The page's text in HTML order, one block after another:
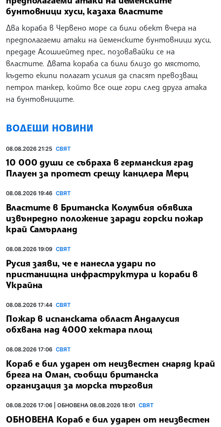
бунтовници хуси, казаха властите
Два кораба в Червено море са били обект вчера на
предполагаеми атаки на йеменските бунтовници хуси,
предаде Асошиейтед прес, позовавайки се на
властите. Двата кораба са били близо до мястото,
където екипи полагат усилия да спасят превозващ
петрол танкер, който все още гори след друга атака
на бунтовниците.
ВОДЕЩИ НОВИНИ
08.08.2026 21:25 СВЯТ
10 000 души се събраха в германския град
Плауен за протест срещу канцлера Мерц
08.08.2026 19:46 СВЯТ
Властите в Британска Колумбия обявиха
извънредно положение заради горски пожар
край Самърланд
08.08.2026 19:09 СВЯТ
Русия заяви, че е нанесла удари по
пристанищна инфраструктура и кораби в
Украйна
08.08.2026 17:44 СВЯТ
Пожар в испанската област Андалусия
обхвана над 4000 хектара площ
08.08.2026 17:06 СВЯТ
Кораб е бил ударен от неизвестен снаряд край
брега на Оман, съобщи британска
организация за морска търговия
08.08.2026 17:06 | ОБНОВЕНА 08.08.2026 18:01 СВЯТ
ОБНОВЕНА Кораб е бил ударен от неизвестен